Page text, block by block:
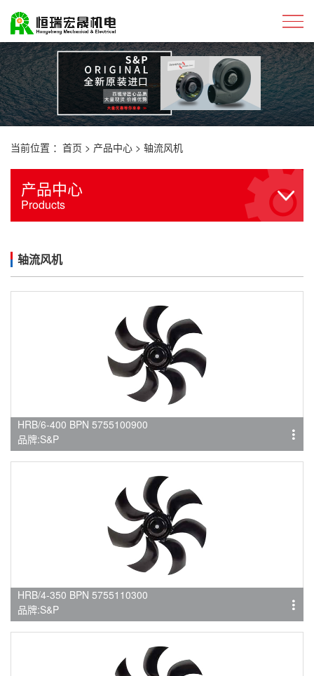
当前位置 ： 首页 > 产品中心 > 轴流风机
产品中心
Products
轴流风机
HRB/6-400 BPN 5755100900
品牌:S&P
HRB/4-350 BPN 5755110300
品牌:S&P